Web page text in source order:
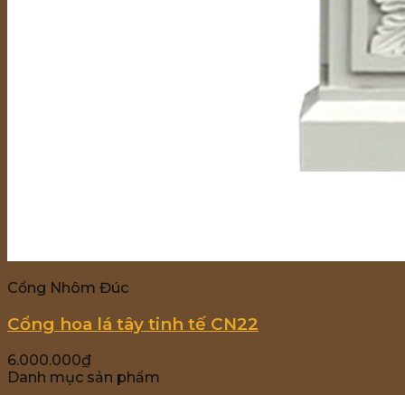
Cổng Nhôm Đúc
Cổng hoa lá tây tinh tế CN22
6.000.000₫
Danh mục sản phẩm